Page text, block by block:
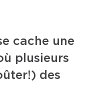
cache une
plusieurs
des